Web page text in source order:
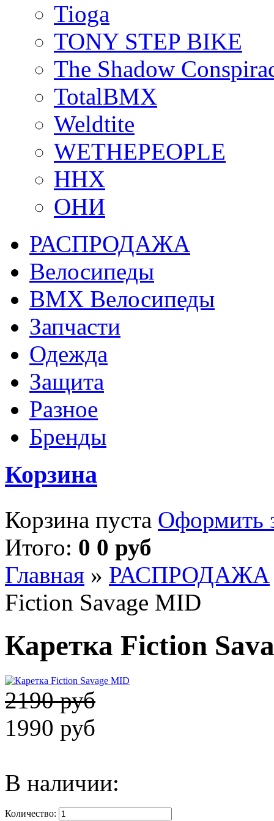
Tioga
TONY STEP BIKE
The Shadow
TotalBMX
Weldtite
WETHEPEOPLE
ННХ
ОНИ
РАСПРОДАЖА
Велосипеды
BMX Велосипеды
Запчасти
Одежда
Защита
Разное
Бренды
Корзина
Корзина пуста Оформить
Итого: 0 0 руб
Главная » РАСПРОДАЖА
Fiction Savage MID
Каретка Fiction
2190 руб
1990 руб
В наличии:
Количество: